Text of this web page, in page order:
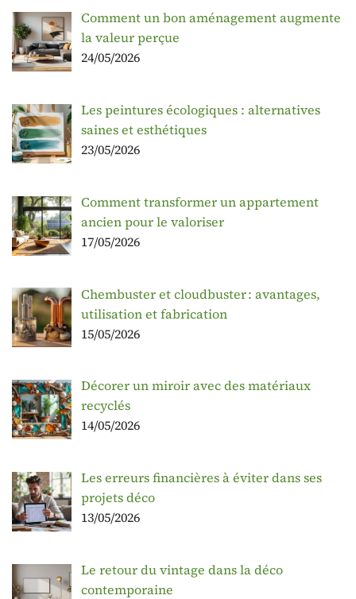
Comment un bon aménagement augmente
la valeur perçue
24/05/2026
Les peintures écologiques : alternatives
saines et esthétiques
23/05/2026
Comment transformer un appartement
ancien pour le valoriser
17/05/2026
Chembuster et cloudbuster : avantages,
utilisation et fabrication
15/05/2026
Décorer un miroir avec des matériaux
recyclés
14/05/2026
Les erreurs financières à éviter dans ses
projets déco
13/05/2026
Le retour du vintage dans la déco
contemporaine